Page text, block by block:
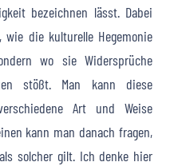
bezeichnen lässt. Dabei
die kulturelle Hegemonie
wo sie Widersprüche
stößt. Man kann diese
Art und Weise
kann man danach fragen,
solcher gilt. Ich denke hier